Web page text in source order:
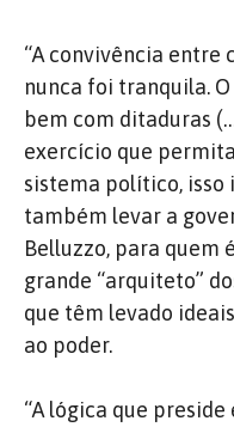
“A convivência
nunca foi tranquila.
bem com ditaduras
exercício que
sistema político,
também levar a
Belluzzo, para quem
grande “arquiteto”
que têm levado
ao poder.
“A lógica que